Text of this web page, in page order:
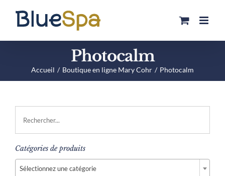
contenu
Photocalm
Accueil Boutique en ligne Mary Cohr Photocalm
Catégories de produits
Sélectionnez une catégorie